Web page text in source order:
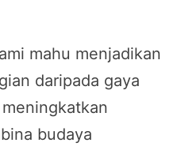
mahu menjadikan
daripada gaya
budaya